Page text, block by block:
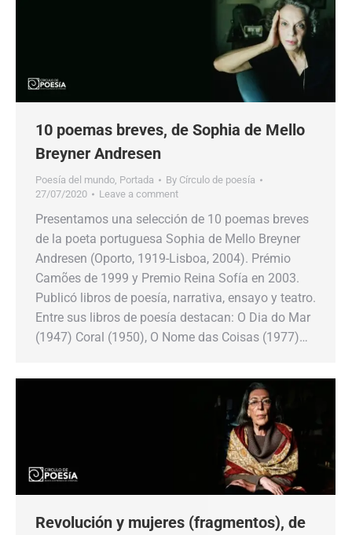
10 poemas breves, de Sophia de Mello
Breyner Andresen
Poesía del mundo, Portada By Círculo de poesía
27/07/2020
Leave a comment
Presentamos una selección de 10 poemas breves
de la poeta portuguesa Sophia de Mello Breyner
Andresen (Oporto, 1919-Lisboa, 2004). Prémio
Camões de 1999 y Premio Reina Sofía en 2003.
Publicó libros de poesía, narrativa, ensayo y teatro.
Entre sus libros de poesía destacan: O Dia do Mar
(1947) Coral (1950), O Nome das Coisas (1977)…
Revolución y mujeres (fragmentos), de